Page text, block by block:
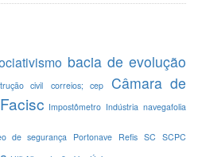
bacia de evolução
civil correios; cep
Câmara de
Facisc Impostômetro Indústria navegafolia
de segurança Portonave Refis SC SCPC